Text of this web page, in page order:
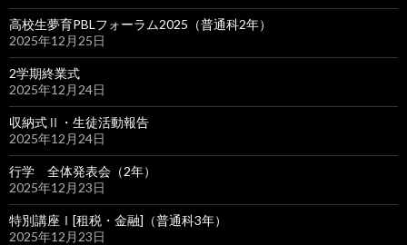
高校生夢育PBLフォーラム2025（普通科2年）
2025年12月25日
2学期終業式
2025年12月24日
収納式Ⅱ・生徒活動報告
2025年12月24日
行学 全体発表会（2年）
2025年12月23日
特別講座Ⅰ[租税・金融]（普通科3年）
2025年12月23日